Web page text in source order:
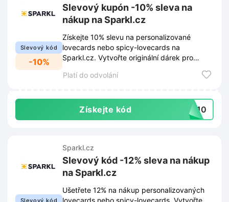
Slevový kód
-10%
Slevový kupón -10% sleva na
nákup na Sparkl.cz
Získejte 10% slevu na personalizované
lovecards nebo spicy-lovecards na
Sparkl.cz. Vytvořte originální dárek pro
Platí do odvolání
Získejte kód og10
Sparkl.cz
Slevový kód -12% sleva na nákup
na Sparkl.cz
Ušetřete 12% na nákup personalizovaných